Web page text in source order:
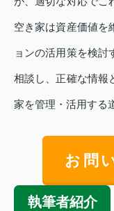
空き家は資産価値を
ョンの活用策を検討
相談し、正確な情報
家を管理・活用する
お問
執筆者紹介